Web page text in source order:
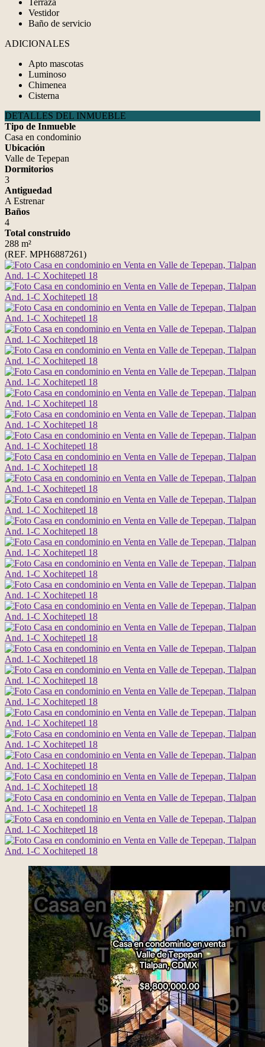
Terraza
Vestidor
Baño de servicio
ADICIONALES
Apto mascotas
Luminoso
Chimenea
Cisterna
DETALLES DEL INMUEBLE
Tipo de Inmueble
Casa en condominio
Ubicación
Valle de Tepepan
Dormitorios
3
Antiguedad
A Estrenar
Baños
4
Total construido
288 m²
(REF. MPH6887261)